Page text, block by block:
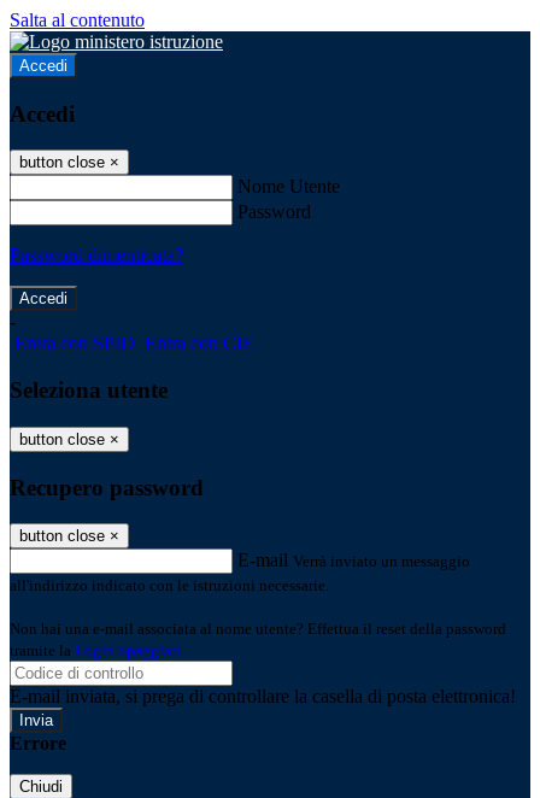
Salta al contenuto
Accedi
Accedi
button close ×
Nome Utente
Password
Password dimenticata?
-
Entra con SPID Entra con CIE
Seleziona utente
button close ×
Recupero password
button close ×
E-mail Verrà inviato un messaggio
all'indirizzo indicato con le istruzioni necessarie.
Non hai una e-mail associata al nome utente? Effettua il reset della password
tramite la Login Spaggiari
E-mail inviata, si prega di controllare la casella di posta elettronica!
Errore
Chiudi